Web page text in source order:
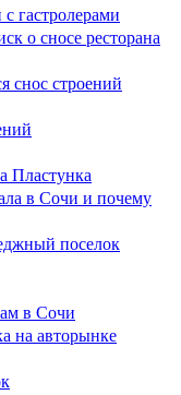
гастролерами
о сносе ресторана
снос строений
Пластунка
в Сочи и почему
поселок
в Сочи
на авторынке